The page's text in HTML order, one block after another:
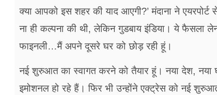
क्या आपको इस शहर की याद आएगी?’ मंदाना ने
ना ही कल्पना की थी, लेकिन गुडबाय इंडिया। ये फैसला
फाइनली…मैं अपने दूसरे घर को छोड़ रही हूं।
नई शुरुआत का स्वागत करने को तैयार हूं। नया देश,
इमोशनल हो रहे हैं। फिर भी उन्होंने एक्ट्रेस को नई